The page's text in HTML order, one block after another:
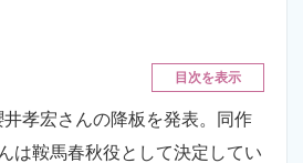
目次を表示
井孝宏さんの降板を発表。同作
は鞍馬春秋役として決定してい